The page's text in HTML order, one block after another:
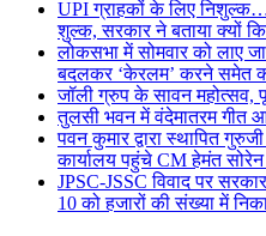
UPI ग्राहकों के लिए निशुल्क…
शुल्क, सरकार ने बताया क्यों
लोकसभा में सोमवार को लाए
बदलकर ‘केरलम’ करने समेत
जॉली ग्रुप के सावन महोत्सव,
तुलसी भवन में वंदेमातरम गीत
पवन कुमार द्वारा स्थापित
कार्यालय पहुंचे CM हेमंत सोरेन
JPSC-JSSC विवाद पर
10 को हजारों की संख्या में